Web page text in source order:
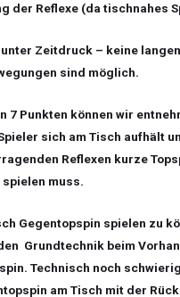
der Reflexe (da tischnahes
unter Zeitdruck – keine langen
sind möglich.
7 Punkten können wir
sich am Tisch aufhält
Reflexen kurze
muss.
Gegentopspin spielen zu
Grundtechnik beim
Technisch noch
am Tisch mit der